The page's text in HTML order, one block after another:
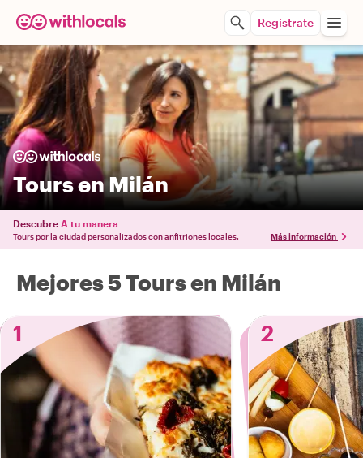
Regístrate
Tours en Milán
Descubre A tu manera
Tours por la ciudad personalizados con anfitriones locales. Más información
Mejores 5 Tours en Milán
1
2